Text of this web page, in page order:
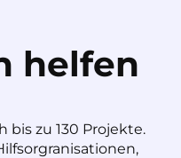
helfen
bis zu 130 Projekte.